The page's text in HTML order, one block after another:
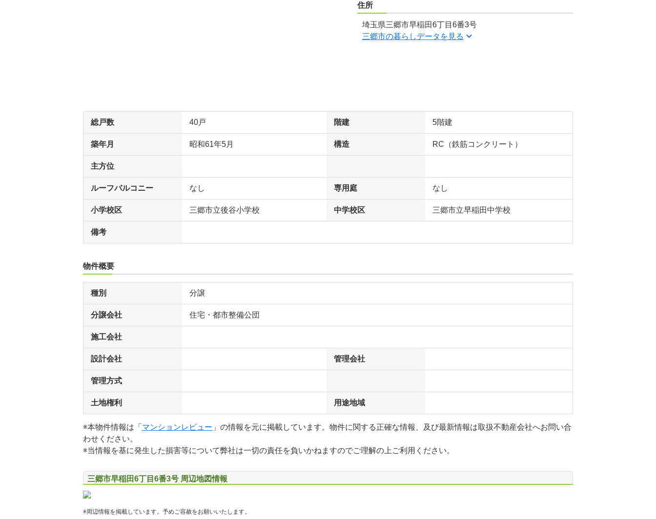
住所
埼玉県三郷市早稲田6丁目6番3号
三郷市の暮らしデータを見る
総戸数 40戸 階建 5階建
築年月 昭和61年5月 構造 RC（鉄筋コンクリート）
主方位
ルーフバルコニー なし 専用庭 なし
小学校区 三郷市立後谷小学校 中学校区 三郷市立早稲田中学校
備考
物件概要
種別 分譲
分譲会社 住宅・都市整備公団
施工会社
設計会社 管理会社
管理方式
土地権利 用途地域
※本物件情報は「 マンションレビュー 」の情報を元に掲載しています。物件に関する正確な情報、及び最新情報は取扱不動産会社へお問い合
わせください。
※当情報を基に発生した損害等について弊社は一切の責任を負いかねますのでご理解の上ご利用ください。
三郷市早稲田6丁目6番3号 周辺地図情報
※周辺情報を掲載しています。予めご容赦をお願いいたします。